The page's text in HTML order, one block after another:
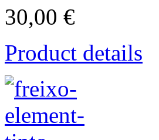
30,00 €
Product details